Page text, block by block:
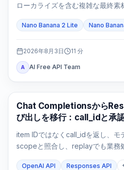
ローカライズを含む複雑な最終素
Nano Banana 2 Lite Nano
2026年8月3日 11 分
A AI Free API Team
APIガイド
Chat Completionsから
び出しを移行：call_idと承
item IDではなくcall_idを返し、モ
scopeと照合し、replayでも業務
OpenAI API Responses API